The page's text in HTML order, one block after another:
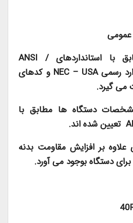
با استانداردهایANSI /
رسمیNEC – USA و کدهای
می گیرد.
دستگاه ها مطابق با
تعیین شده اند.
علاوه بر افزایش مقاومت بدنه
برای دستگاه بوجود می آورد.